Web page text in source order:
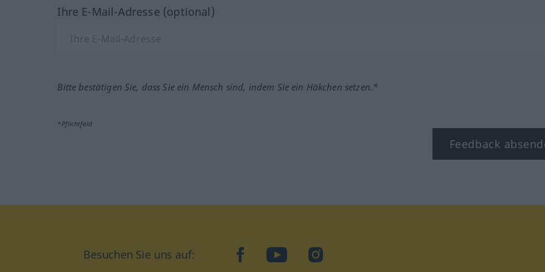
Ihre E-Mail-Adresse (optional)
Bitte bestätigen Sie, dass Sie ein Mensch sind, indem Sie ein Häkchen setzen.*
*Pflichtfeld
Feedback
Besuchen Sie uns auf: facebookYouTubeInstagram